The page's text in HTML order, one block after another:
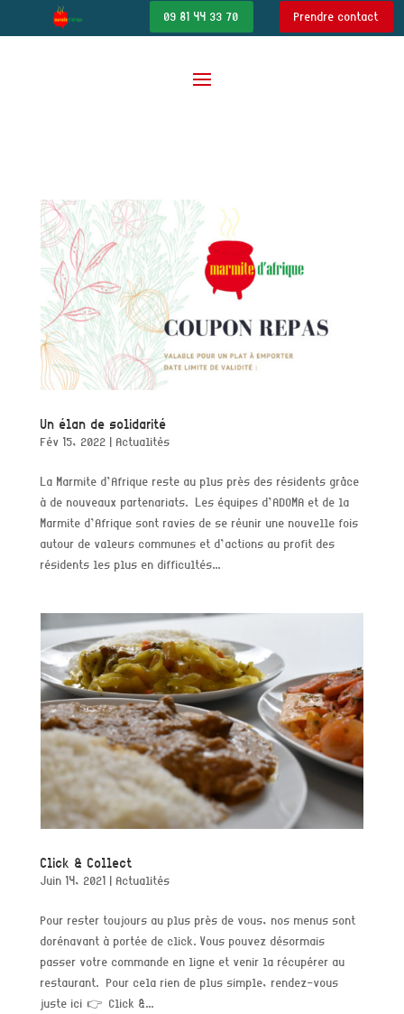
09 81 44 33 70 Prendre contact
Un élan de solidarité
Fév 15, 2022 | Actualités
La Marmite d’Afrique reste au plus près des résidents grâce
à de nouveaux partenariats. Les équipes d’ADOMA et de la
Marmite d’Afrique sont ravies de se réunir une nouvelle fois
autour de valeurs communes et d’actions au profit des
résidents les plus en difficultés...
Click & Collect
Juin 14, 2021 | Actualités
Pour rester toujours au plus près de vous, nos menus sont
dorénavant à portée de click. Vous pouvez désormais
passer votre commande en ligne et venir la récupérer au
restaurant. Pour cela rien de plus simple, rendez-vous
juste ici 👉 Click &...